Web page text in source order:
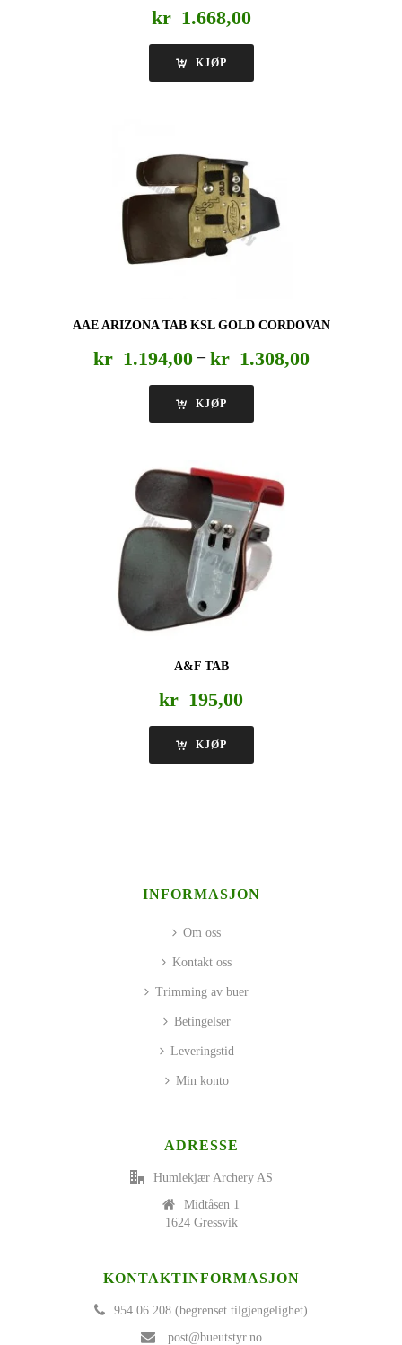
kr 1.668,00
KJØP
AAE ARIZONA TAB KSL GOLD CORDOVAN
kr 1.194,00 – kr 1.308,00Prisområde:
KJØP
A&F TAB
kr 195,00
KJØP
INFORMASJON
Om oss
Kontakt oss
Trimming av buer
Betingelser
Leveringstid
Min konto
ADRESSE
Humlekjær Archery AS
Midtåsen 1
1624 Gressvik
KONTAKTINFORMASJON
954 06 208 (begrenset tilgjengelighet)
post@bueutstyr.no